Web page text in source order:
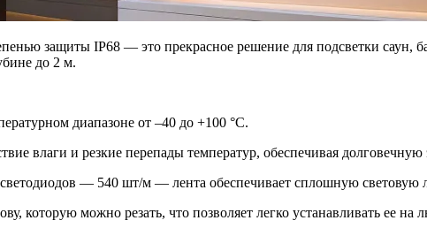
защиты IP68 — это прекрасное решение для подсветки саун,
до 2 м.
диапазоне от –40 до +100 °C.
влаги и резкие перепады температур, обеспечивая
светодиодов — 540 шт/м — лента обеспечивает сплошную
которую можно резать, что позволяет легко устанавливать ее